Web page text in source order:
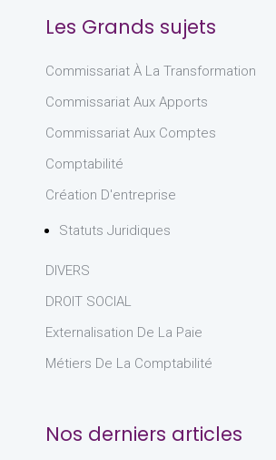
Les Grands sujets
Commissariat À La Transformation
Commissariat Aux Apports
Commissariat Aux Comptes
Comptabilité
Création D'entreprise
Statuts Juridiques
DIVERS
DROIT SOCIAL
Externalisation De La Paie
Métiers De La Comptabilité
Nos derniers articles